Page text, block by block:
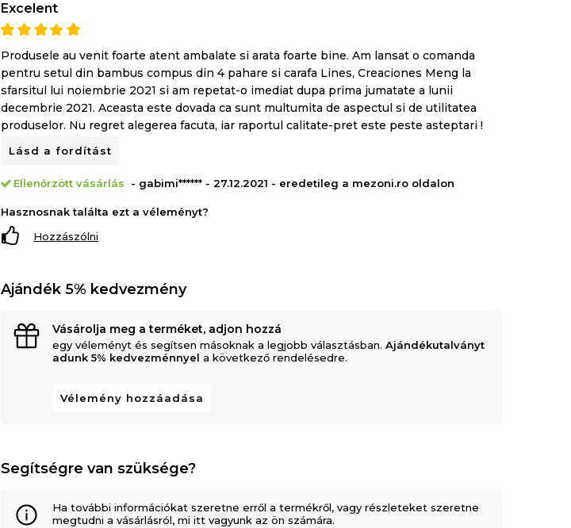
Excelent
Produsele au venit foarte atent ambalate si arata foarte bine. Am lansat o comanda
pentru setul din bambus compus din 4 pahare si carafa Lines, Creaciones Meng la
sfarsitul lui noiembrie 2021 si am repetat-o imediat dupa prima jumatate a lunii
decembrie 2021. Aceasta este dovada ca sunt multumita de aspectul si de utilitatea
produselor. Nu regret alegerea facuta, iar raportul calitate-pret este peste asteptari !
Lásd a fordítást
Ellenőrzött vásárlás - gabimi****** - 27.12.2021 - eredetileg a mezoni.ro oldalon
Hasznosnak találta ezt a véleményt?
Hozzászólni
Ajándék 5% kedvezmény
Vásárolja meg a terméket, adjon hozzá
egy véleményt és segítsen másoknak a legjobb választásban.Ajándékutalványt
adunk 5% kedvezménnyel a következő rendelésedre.
Vélemény hozzáadása
Segítségre van szüksége?
Ha további információkat szeretne erről a termékről, vagy részleteket szeretne
megtudni a vásárlásról, mi itt vagyunk az ön számára.